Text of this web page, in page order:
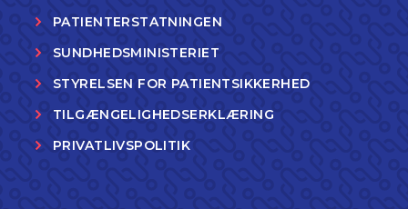
PATIENTERSTATNINGEN
SUNDHEDSMINISTERIET
STYRELSEN FOR PATIENTSIKKERHED
TILGÆNGELIGHEDSERKLÆRING
PRIVATLIVSPOLITIK